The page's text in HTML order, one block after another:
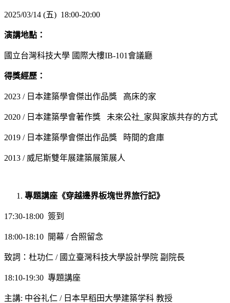
2025/03/14 (五) 18:00-20:00
演講地點：
國立台灣科技大學 國際大樓IB-101會議廳
得獎經歷：
2023 / 日本建築學會傑出作品獎 高床的家
2020 / 日本建築學會著作獎 未來公社_家與家族共存的方式
2019 / 日本建築學會傑出作品獎 時間的倉庫
2013 / 威尼斯雙年展建築展策展人
專題講座《穿越邊界板塊世界旅行記》
17:30-18:00 簽到
18:00-18:10 開幕 / 合照留念
致詞：杜功仁 / 國立臺灣科技大學設計學院 副院長
18:10-19:30 專題講座
主講: 中谷礼仁 / 日本早稻田大學建築学科 教授